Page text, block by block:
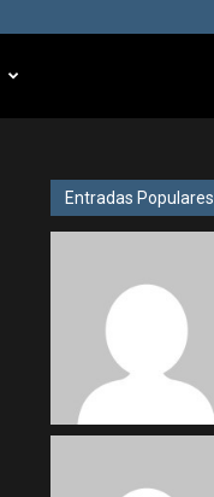
Entradas Populares